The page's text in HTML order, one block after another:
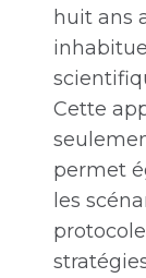
huit ans
Cette
permet
les